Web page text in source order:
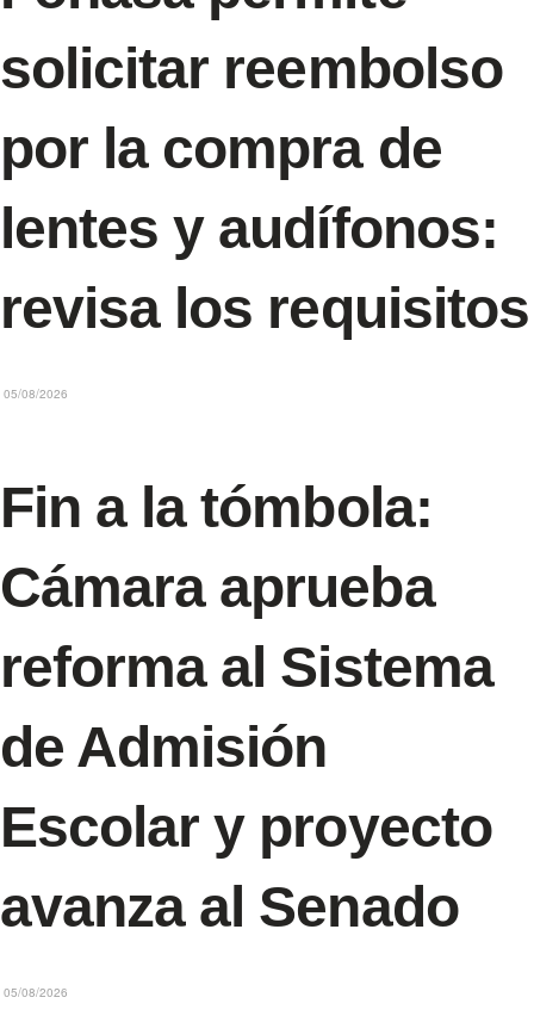
solicitar reembolso
por la compra de
lentes y audífonos:
revisa los requisitos
05/08/2026
Fin a la tómbola:
Cámara aprueba
reforma al Sistema
de Admisión
Escolar y proyecto
avanza al Senado
05/08/2026